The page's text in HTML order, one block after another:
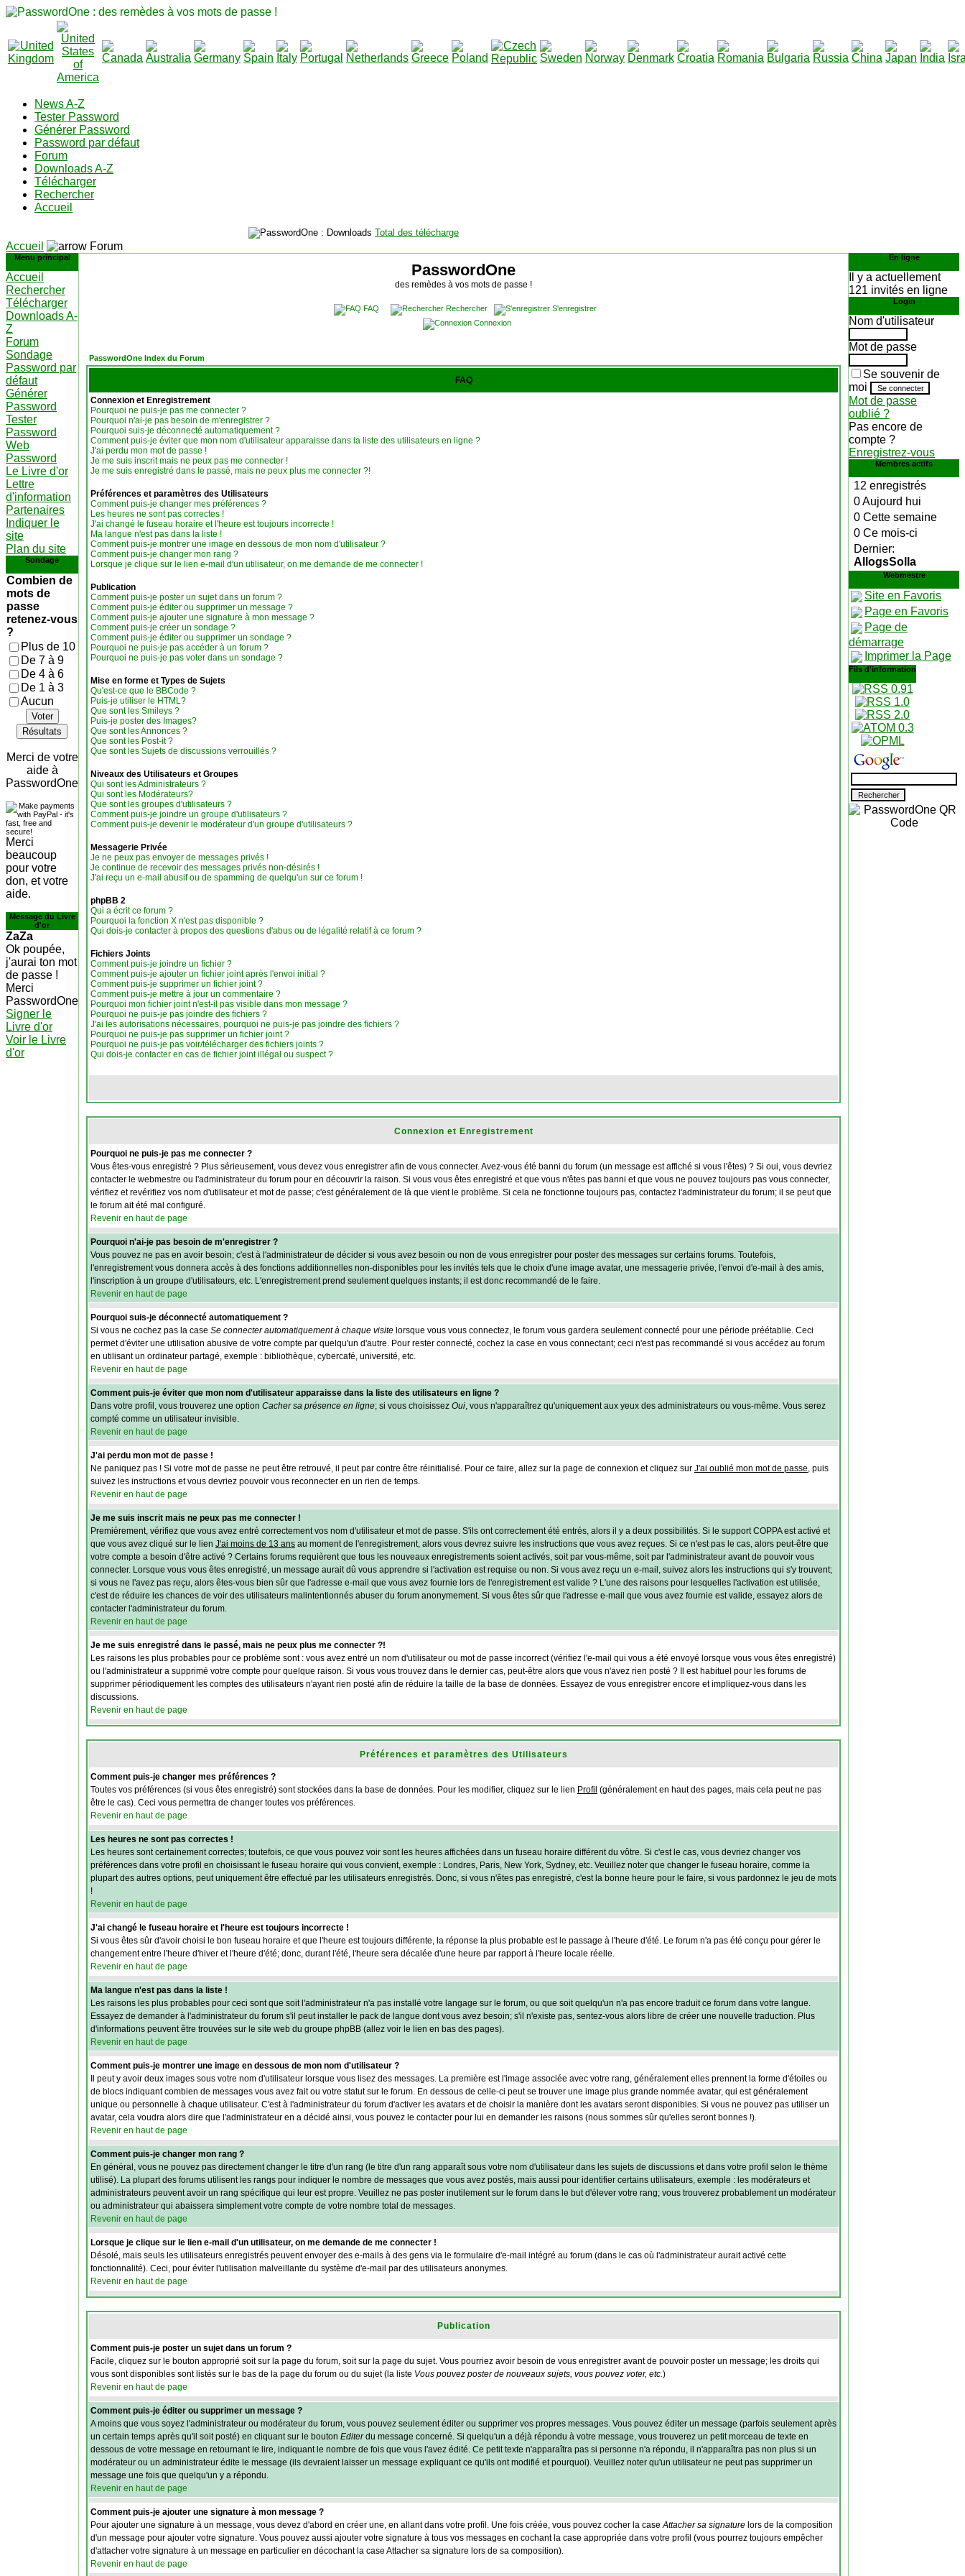
News A-Z
Tester Password
Générer Password
Password par défaut
Forum
Downloads A-Z
Télécharger
Rechercher
Accueil
Total des téléchargements
Accueil
Forum
Menu principal
Accueil
Rechercher
Télécharger
Downloads A-
Z
Forum
Sondage
Password par
défaut
Générer
Password
Tester
Password
Web
Password
Le Livre d'or
Lettre
d'information
Partenaires
Indiquer le
site
Plan du site
Sondage
Combien de
mots de
passe
retenez-vous
?
Plus de 10
De 7 à 9
De 4 à 6
De 1 à 3
Aucun
Voter
Résultats
Merci de votre
aide à
PasswordOne
Merci
beaucoup
pour votre
don, et votre
aide.
Message du Livre
d'or
ZaZa
Ok poupée,
j'aurai ton mot
de passe !
Merci
PasswordOne
Signer le
Livre d'or
Voir le Livre
d'or
PasswordOne
des remèdes à vos mots de passe !
FAQ Rechercher
S'enregistrer
Connexion
PasswordOne Index du Forum
FAQ
Connexion et Enregistrement
Pourquoi ne puis-je pas me connecter ?
Pourquoi n'ai-je pas besoin de m'enregistrer ?
Pourquoi suis-je déconnecté automatiquement ?
Comment puis-je éviter que mon nom d'utilisateur apparaisse dans la liste des utilisateurs en ligne ?
J'ai perdu mon mot de passe !
Je me suis inscrit mais ne peux pas me connecter !
Je me suis enregistré dans le passé, mais ne peux plus me connecter ?!
Préférences et paramètres des Utilisateurs
Comment puis-je changer mes préférences ?
Les heures ne sont pas correctes !
J'ai changé le fuseau horaire et l'heure est toujours incorrecte !
Ma langue n'est pas dans la liste !
Comment puis-je montrer une image en dessous de mon nom d'utilisateur ?
Comment puis-je changer mon rang ?
Lorsque je clique sur le lien e-mail d'un utilisateur, on me demande de me connecter !
Publication
Comment puis-je poster un sujet dans un forum ?
Comment puis-je éditer ou supprimer un message ?
Comment puis-je ajouter une signature à mon message ?
Comment puis-je créer un sondage ?
Comment puis-je éditer ou supprimer un sondage ?
Pourquoi ne puis-je pas accéder à un forum ?
Pourquoi ne puis-je pas voter dans un sondage ?
Mise en forme et Types de Sujets
Qu'est-ce que le BBCode ?
Puis-je utiliser le HTML?
Que sont les Smileys ?
Puis-je poster des Images?
Que sont les Annonces ?
Que sont les Post-it ?
Que sont les Sujets de discussions verrouillés ?
Niveaux des Utilisateurs et Groupes
Qui sont les Administrateurs ?
Qui sont les Modérateurs?
Que sont les groupes d'utilisateurs ?
Comment puis-je joindre un groupe d'utilisateurs ?
Comment puis-je devenir le modérateur d'un groupe d'utilisateurs ?
Messagerie Privée
Je ne peux pas envoyer de messages privés !
Je continue de recevoir des messages privés non-désirés !
J'ai reçu un e-mail abusif ou de spamming de quelqu'un sur ce forum !
phpBB 2
Qui a écrit ce forum ?
Pourquoi la fonction X n'est pas disponible ?
Qui dois-je contacter à propos des questions d'abus ou de légalité relatif à ce forum ?
Fichiers Joints
Comment puis-je joindre un fichier ?
Comment puis-je ajouter un fichier joint après l'envoi initial ?
Comment puis-je supprimer un fichier joint ?
Comment puis-je mettre à jour un commentaire ?
Pourquoi mon fichier joint n'est-il pas visible dans mon message ?
Pourquoi ne puis-je pas joindre des fichiers ?
J'ai les autorisations nécessaires, pourquoi ne puis-je pas joindre des fichiers ?
Pourquoi ne puis-je pas supprimer un fichier joint ?
Pourquoi ne puis-je pas voir/télécharger des fichiers joints ?
Qui dois-je contacter en cas de fichier joint illégal ou suspect ?
Connexion et Enregistrement
Pourquoi ne puis-je pas me connecter ?
Vous êtes-vous enregistré ? Plus sérieusement, vous devez vous enregistrer afin de vous connecter. Avez-vous été banni du forum (un message est affiché si vous l'êtes) ? Si oui, vous devriez
contacter le webmestre ou l'administrateur du forum pour en découvrir la raison. Si vous vous êtes enregistré et que vous n'êtes pas banni et que vous ne pouvez toujours pas vous connecter,
vérifiez et revérifiez vos nom d'utilisateur et mot de passe; c'est généralement de là que vient le problème. Si cela ne fonctionne toujours pas, contactez l'administrateur du forum; il se peut que
le forum ait été mal configuré.
Revenir en haut de page
Pourquoi n'ai-je pas besoin de m'enregistrer ?
Vous pouvez ne pas en avoir besoin; c'est à l'administrateur de décider si vous avez besoin ou non de vous enregistrer pour poster des messages sur certains forums. Toutefois,
l'enregistrement vous donnera accès à des fonctions additionnelles non-disponibles pour les invités tels que le choix d'une image avatar, une messagerie privée, l'envoi d'e-mail à des amis,
l'inscription à un groupe d'utilisateurs, etc. L'enregistrement prend seulement quelques instants; il est donc recommandé de le faire.
Revenir en haut de page
Pourquoi suis-je déconnecté automatiquement ?
Si vous ne cochez pas la case Se connecter automatiquement à chaque visite lorsque vous vous connectez, le forum vous gardera seulement connecté pour une période préétablie. Ceci
permet d'éviter une utilisation abusive de votre compte par quelqu'un d'autre. Pour rester connecté, cochez la case en vous connectant; ceci n'est pas recommandé si vous accédez au forum
en utilisant un ordinateur partagé, exemple : bibliothèque, cybercafé, université, etc.
Revenir en haut de page
Comment puis-je éviter que mon nom d'utilisateur apparaisse dans la liste des utilisateurs en ligne ?
Dans votre profil, vous trouverez une option Cacher sa présence en ligne; si vous choisissez Oui, vous n'apparaîtrez qu'uniquement aux yeux des administrateurs ou vous-même. Vous serez
compté comme un utilisateur invisible.
Revenir en haut de page
J'ai perdu mon mot de passe !
Ne paniquez pas ! Si votre mot de passe ne peut être retrouvé, il peut par contre être réinitialisé. Pour ce faire, allez sur la page de connexion et cliquez sur J'ai oublié mon mot de passe, puis
suivez les instructions et vous devriez pouvoir vous reconnecter en un rien de temps.
Revenir en haut de page
Je me suis inscrit mais ne peux pas me connecter !
Premièrement, vérifiez que vous avez entré correctement vos nom d'utilisateur et mot de passe. S'ils ont correctement été entrés, alors il y a deux possibilités. Si le support COPPA est activé et
que vous avez cliqué sur le lien J'ai moins de 13 ans au moment de l'enregistrement, alors vous devrez suivre les instructions que vous avez reçues. Si ce n'est pas le cas, alors peut-être que
votre compte a besoin d'être activé ? Certains forums requièrent que tous les nouveaux enregistrements soient activés, soit par vous-même, soit par l'administrateur avant de pouvoir vous
connecter. Lorsque vous vous êtes enregistré, un message aurait dû vous apprendre si l'activation est requise ou non. Si vous avez reçu un e-mail, suivez alors les instructions qui s'y trouvent;
si vous ne l'avez pas reçu, alors êtes-vous bien sûr que l'adresse e-mail que vous avez fournie lors de l'enregistrement est valide ? L'une des raisons pour lesquelles l'activation est utilisée,
c'est de réduire les chances de voir des utilisateurs malintentionnés abuser du forum anonymement. Si vous êtes sûr que l'adresse e-mail que vous avez fournie est valide, essayez alors de
contacter l'administrateur du forum.
Revenir en haut de page
Je me suis enregistré dans le passé, mais ne peux plus me connecter ?!
Les raisons les plus probables pour ce problème sont : vous avez entré un nom d'utilisateur ou mot de passe incorrect (vérifiez l'e-mail qui vous a été envoyé lorsque vous vous êtes enregistré)
ou l'administrateur a supprimé votre compte pour quelque raison. Si vous vous trouvez dans le dernier cas, peut-être alors que vous n'avez rien posté ? Il est habituel pour les forums de
supprimer périodiquement les comptes des utilisateurs n'ayant rien posté afin de réduire la taille de la base de données. Essayez de vous enregistrer encore et impliquez-vous dans les
discussions.
Revenir en haut de page
Préférences et paramètres des Utilisateurs
Comment puis-je changer mes préférences ?
Toutes vos préférences (si vous êtes enregistré) sont stockées dans la base de données. Pour les modifier, cliquez sur le lien Profil (généralement en haut des pages, mais cela peut ne pas
être le cas). Ceci vous permettra de changer toutes vos préférences.
Revenir en haut de page
Les heures ne sont pas correctes !
Les heures sont certainement correctes; toutefois, ce que vous pouvez voir sont les heures affichées dans un fuseau horaire différent du vôtre. Si c'est le cas, vous devriez changer vos
préférences dans votre profil en choisissant le fuseau horaire qui vous convient, exemple : Londres, Paris, New York, Sydney, etc. Veuillez noter que changer le fuseau horaire, comme la
plupart des autres options, peut uniquement être effectué par les utilisateurs enregistrés. Donc, si vous n'êtes pas enregistré, c'est la bonne heure pour le faire, si vous pardonnez le jeu de mots
!
Revenir en haut de page
J'ai changé le fuseau horaire et l'heure est toujours incorrecte !
Si vous êtes sûr d'avoir choisi le bon fuseau horaire et que l'heure est toujours différente, la réponse la plus probable est le passage à l'heure d'été. Le forum n'a pas été conçu pour gérer le
changement entre l'heure d'hiver et l'heure d'été; donc, durant l'été, l'heure sera décalée d'une heure par rapport à l'heure locale réelle.
Revenir en haut de page
Ma langue n'est pas dans la liste !
Les raisons les plus probables pour ceci sont que soit l'administrateur n'a pas installé votre langage sur le forum, ou que soit quelqu'un n'a pas encore traduit ce forum dans votre langue.
Essayez de demander à l'administrateur du forum s'il peut installer le pack de langue dont vous avez besoin; s'il n'existe pas, sentez-vous alors libre de créer une nouvelle traduction. Plus
d'informations peuvent être trouvées sur le site web du groupe phpBB (allez voir le lien en bas des pages).
Revenir en haut de page
Comment puis-je montrer une image en dessous de mon nom d'utilisateur ?
Il peut y avoir deux images sous votre nom d'utilisateur lorsque vous lisez des messages. La première est l'image associée avec votre rang, généralement elles prennent la forme d'étoiles ou
de blocs indiquant combien de messages vous avez fait ou votre statut sur le forum. En dessous de celle-ci peut se trouver une image plus grande nommée avatar, qui est généralement
unique ou personnelle à chaque utilisateur. C'est à l'administrateur du forum d'activer les avatars et de choisir la manière dont les avatars seront disponibles. Si vous ne pouvez pas utiliser un
avatar, cela voudra alors dire que l'administrateur en a décidé ainsi, vous pouvez le contacter pour lui en demander les raisons (nous sommes sûr qu'elles seront bonnes !).
Revenir en haut de page
Comment puis-je changer mon rang ?
En général, vous ne pouvez pas directement changer le titre d'un rang (le titre d'un rang apparaît sous votre nom d'utilisateur dans les sujets de discussions et dans votre profil selon le thème
utilisé). La plupart des forums utilisent les rangs pour indiquer le nombre de messages que vous avez postés, mais aussi pour identifier certains utilisateurs, exemple : les modérateurs et
administrateurs peuvent avoir un rang spécifique qui leur est propre. Veuillez ne pas poster inutilement sur le forum dans le but d'élever votre rang; vous trouverez probablement un modérateur
ou administrateur qui abaissera simplement votre compte de votre nombre total de messages.
Revenir en haut de page
Lorsque je clique sur le lien e-mail d'un utilisateur, on me demande de me connecter !
Désolé, mais seuls les utilisateurs enregistrés peuvent envoyer des e-mails à des gens via le formulaire d'e-mail intégré au forum (dans le cas où l'administrateur aurait activé cette
fonctionnalité). Ceci, pour éviter l'utilisation malveillante du système d'e-mail par des utilisateurs anonymes.
Revenir en haut de page
Publication
Comment puis-je poster un sujet dans un forum ?
Facile, cliquez sur le bouton approprié soit sur la page du forum, soit sur la page du sujet. Vous pourriez avoir besoin de vous enregistrer avant de pouvoir poster un message; les droits qui
vous sont disponibles sont listés sur le bas de la page du forum ou du sujet (la liste Vous pouvez poster de nouveaux sujets, vous pouvez voter, etc.)
Revenir en haut de page
Comment puis-je éditer ou supprimer un message ?
A moins que vous soyez l'administrateur ou modérateur du forum, vous pouvez seulement éditer ou supprimer vos propres messages. Vous pouvez éditer un message (parfois seulement après
un certain temps après qu'il soit posté) en cliquant sur le bouton Editerdu message concerné. Si quelqu'un a déjà répondu à votre message, vous trouverez un petit morceau de texte en
dessous de votre message en retournant le lire, indiquant le nombre de fois que vous l'avez édité. Ce petit texte n'apparaîtra pas si personne n'a répondu, il n'apparaîtra pas non plus si un
modérateur ou un administrateur édite le message (ils devraient laisser un message expliquant ce qu'ils ont modifié et pourquoi). Veuillez noter qu'un utilisateur ne peut pas supprimer un
message une fois que quelqu'un y a répondu.
Revenir en haut de page
Comment puis-je ajouter une signature à mon message ?
Pour ajouter une signature à un message, vous devez d'abord en créer une, en allant dans votre profil. Une fois créée, vous pouvez cocher la caseAttacher sa signature lors de la composition
d'un message pour ajouter votre signature. Vous pouvez aussi ajouter votre signature à tous vos messages en cochant la case appropriée dans votre profil (vous pourrez toujours empêcher
d'attacher votre signature à un message en particulier en décochant la case Attacher sa signature lors de sa composition).
Revenir en haut de page
En ligne
Il y a actuellement
121 invités en ligne
Login
Nom d'utilisateur
Mot de passe
Se souvenir de
moi
Mot de passe
oublié ?
Pas encore de
compte ?
Enregistrez-vous
Membres actifs
12 enregistrés
0 Aujourd hui
0 Cette semaine
0 Ce mois-ci
Dernier:
AllogsSolla
Webmestre
Site en Favoris
Page en Favoris
Page de
démarrage
Imprimer la Page
Fils d'information